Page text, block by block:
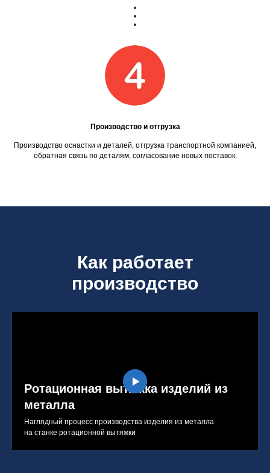
Производство и отгрузка
Производство оснастки и деталей, отгрузка транспортной компанией,
обратная связь по деталям, согласование новых поставок.
Как работает
производство
Ротационная вытяжка изделий из
металла
Наглядный процесс производства изделия из металла
на станке ротационной вытяжки